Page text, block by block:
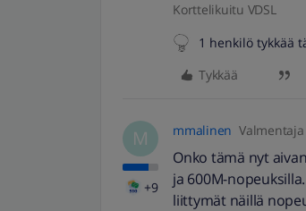
Korttelikuitu VDSL
1 henkilö tykkää
Tykkää
M
+9
mmalinen Valmentaja
Onko tämä nyt
ja 600M-
liittymät näillä